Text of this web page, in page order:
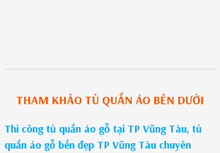
THAM KHẢO TỦ QUẦN ÁO BÊN DƯỚI
Thi công tủ quần áo gỗ tại TP Vũng Tàu, tủ
quần áo gỗ bền đẹp TP Vũng Tàu chuyên